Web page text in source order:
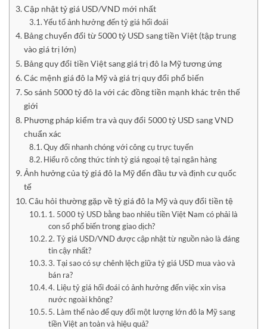
Cập nhật tỷ giá USD/VND mới nhất
Yếu tố ảnh hưởng đến tỷ giá hối đoái
Bảng chuyển đổi từ 5000 tỷ USD sang tiền Việt (tập trung
vào giá trị lớn)
Bảng quy đổi tiền Việt sang giá trị đô la Mỹ tương ứng
Các mệnh giá đô la Mỹ và giá trị quy đổi phổ biến
So sánh 5000 tỷ đô la với các đồng tiền mạnh khác trên thế
giới
Phương pháp kiểm tra và quy đổi 5000 tỷ USD sang VND
chuẩn xác
Quy đổi nhanh chóng với công cụ trực tuyến
Hiểu rõ công thức tính tỷ giá ngoại tệ tại ngân hàng
Ảnh hưởng của tỷ giá đô la Mỹ đến đầu tư và định cư quốc
tế
Câu hỏi thường gặp về tỷ giá đô la Mỹ và quy đổi tiền tệ
1. 5000 tỷ USD bằng bao nhiêu tiền Việt Nam có phải là
con số phổ biến trong giao dịch?
2. Tỷ giá USD/VND được cập nhật từ nguồn nào là đáng
tin cậy nhất?
3. Tại sao có sự chênh lệch giữa tỷ giá USD mua vào và
bán ra?
4. Liệu tỷ giá hối đoái có ảnh hưởng đến việc xin visa
nước ngoài không?
5. Làm thế nào để quy đổi một lượng lớn đô la Mỹ sang
tiền Việt an toàn và hiệu quả?